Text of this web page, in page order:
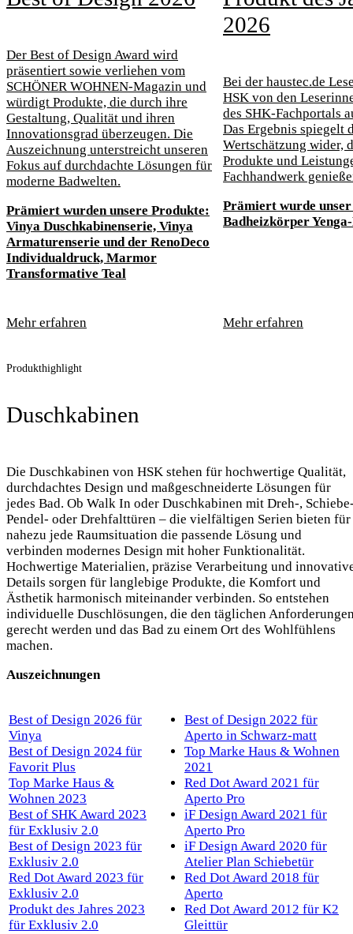
Der Best of Design Award wird
präsentiert sowie verliehen vom
SCHÖNER WOHNEN-Magazin und
würdigt Produkte, die durch ihre
Gestaltung, Qualität und ihren
Innovationsgrad überzeugen. Die
Auszeichnung unterstreicht unseren
Fokus auf durchdachte Lösungen für
moderne Badwelten.
Prämiert wurden unsere Produkte:
Vinya Duschkabinenserie, Vinya
Armaturenserie und der RenoDeco
Individualdruck, Marmor
Transformative Teal
Mehr erfahren
2026
Bei der haustec.de
HSK von den
des SHK-Fachportals
Das Ergebnis spiegelt
Wertschätzung wider,
Produkte und
Fachhandwerk
Prämiert wurde
Badheizkörper
Mehr erfahren
Produkthighlight
Duschkabinen
Die Duschkabinen von HSK stehen für hochwertige Qualität,
durchdachtes Design und maßgeschneiderte Lösungen für
jedes Bad. Ob Walk In oder Duschkabinen mit Dreh-,
Pendel- oder Drehfalttüren – die vielfältigen Serien bieten für
nahezu jede Raumsituation die passende Lösung und
verbinden modernes Design mit hoher Funktionalität.
Hochwertige Materialien, präzise Verarbeitung und
Details sorgen für langlebige Produkte, die Komfort und
Ästhetik harmonisch miteinander verbinden. So entstehen
individuelle Duschlösungen, die den täglichen
gerecht werden und das Bad zu einem Ort des Wohlfühlens
machen.
Auszeichnungen
Best of Design 2026 für
Vinya
Best of Design 2024 für
Favorit Plus
Top Marke Haus &
Wohnen 2023
Best of SHK Award 2023
für Exklusiv 2.0
Best of Design 2023 für
Exklusiv 2.0
Red Dot Award 2023 für
Exklusiv 2.0
Produkt des Jahres 2023
für Exklusiv 2.0
Best of Design 2022 für
Aperto in Schwarz-matt
Top Marke Haus & Wohnen
2021
Red Dot Award 2021 für
Aperto Pro
iF Design Award 2021 für
Aperto Pro
iF Design Award 2020 für
Atelier Plan Schiebetür
Red Dot Award 2018 für
Aperto
Red Dot Award 2012 für K2
Gleittür